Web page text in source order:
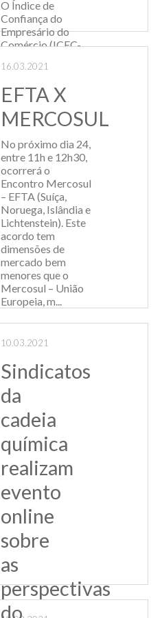
O Índice de
Confiança do
Empresário do
Comércio (ICEC-
Fecomércio-RS
1,8% em fevereiro
passado e atingiu
os 104,8 pontos.
sucede uma baixa
de 4,5% oco...
Leia Mais
16.03.2021
EFTA X
MERCOSUL
No próximo dia 24,
entre 11h e 12h30,
ocorrerá o
Encontro Mercosul
– EFTA (Suíça,
Noruega, Islândia e
Lichtenstein). Este
acordo tem
dimensões de
mercado bem
menores que o
Mercosul – União
Europeia, m...
Leia Mais
10.03.2021
Sindicatos
da
cadeia
química
realizam
evento
online
sobre
as
perspectivas
do